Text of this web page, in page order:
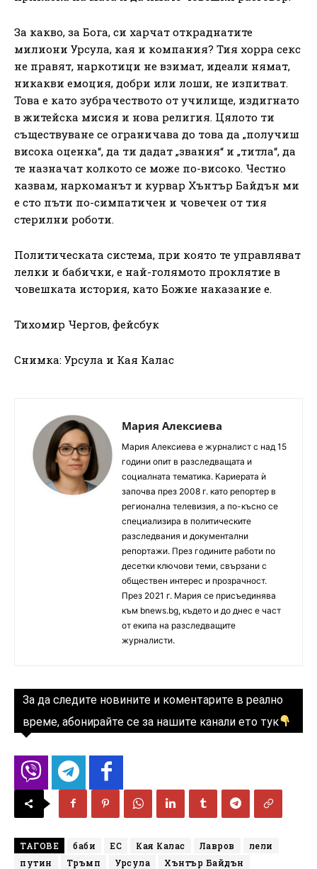
За какво, за Бога, си харчат откраднатите
милиони Урсула, кая и компания? Тия хорра секс
не правят, наркотици не взимат, идеали нямат,
никакви емоция, добри или лоши, не изпитват.
Това е като зубрачеството от училище, издигнато
в житейска мисия и нова религия. Цялото ти
съществуване се ограничава до това да „получиш
висока оценка“, да ти дадат „звания“ и „титла“, да
те назначат колкото се може по-високо. Честно
казвам, наркоманът и курвар Хънтър Байдън ми
е сто пъти по-симпатичен и човечен от тия
стерилни роботи.
Политическата система, при която те управляват
лелки и бабички, е най-голямото проклятие в
човешката история, като Божие наказание е.
Тихомир Чергов, фейсбук
Снимка: Урсула и Кая Калас
Мария Алексиева
Мария Алексиева е журналист с над 15
години опит в разследващата и
социалната тематика. Кариерата ѝ
започва през 2008 г. като репортер в
регионална телевизия, а по-късно се
специализира в политическите
разследвания и документални
репортажи. През годините работи по
десетки ключови теми, свързани с
обществен интерес и прозрачност.
През 2021 г. Мария се присъединява
към bnews.bg, където и до днес е част
от екипа на разследващите
журналисти.
За да следите новините и коментарите в реално
време, абонирайте се за нашите канали ето тук
ТАГОВЕ баби ЕС Кая Калас Лавров
лели
путин
Тръмп Урсула Хънтър Байдън